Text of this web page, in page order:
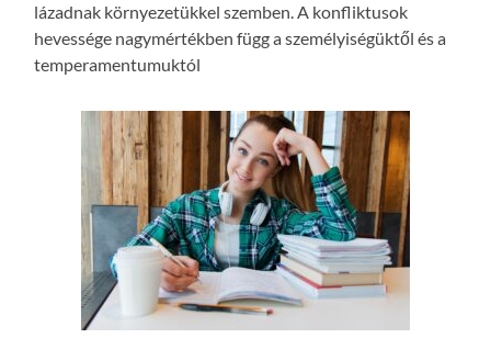
lázadnak környezetükkel szemben. A konfliktusok
hevessége nagymértékben függ a személyiségüktől és a
temperamentumuktól